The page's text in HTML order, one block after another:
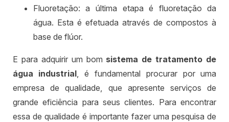
Fluoretação: a última etapa é fluoretação da
água. Esta é efetuada através de compostos à
base de flúor.
E para adquirir um bom sistema de tratamento de
água industrial, é fundamental procurar por uma
empresa de qualidade, que apresente serviços de
grande eficiência para seus clientes. Para encontrar
essa de qualidade é importante fazer uma pesquisa de